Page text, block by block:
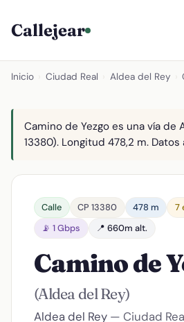
Callejear
Inicio Ciudad Real Aldea del Rey
Camino de Yezgo es una vía de
13380). Longitud 478,2 m.
Calle CP 13380 478 m
7
📡 1 Gbps
📍 660m alt.
Camino de
(Aldea del Rey)
Aldea del Rey — Ciudad